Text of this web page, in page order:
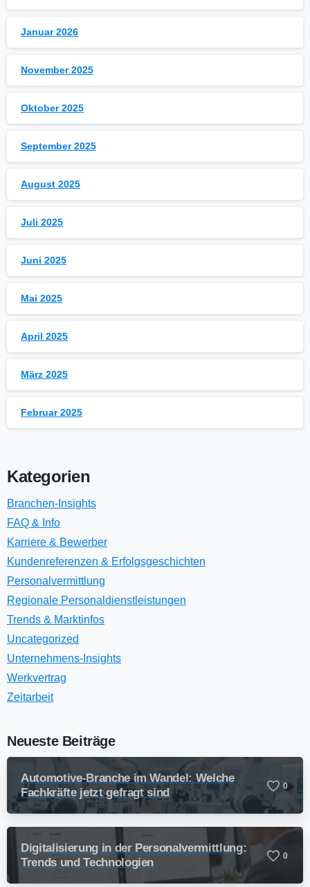
Januar 2026
November 2025
Oktober 2025
September 2025
August 2025
Juli 2025
Juni 2025
Mai 2025
April 2025
März 2025
Februar 2025
Kategorien
Branchen-Insights
FAQ & Info
Karriere & Bewerber
Kundenreferenzen & Erfolgsgeschichten
Personalvermittlung
Regionale Personaldienstleistungen
Trends & Marktinfos
Uncategorized
Unternehmens-Insights
Werkvertrag
Zeitarbeit
Neueste Beiträge
Automotive-Branche im Wandel: Welche
Fachkräfte jetzt gefragt sind
0
Digitalisierung in der Personalvermittlung:
Trends und Technologien
0